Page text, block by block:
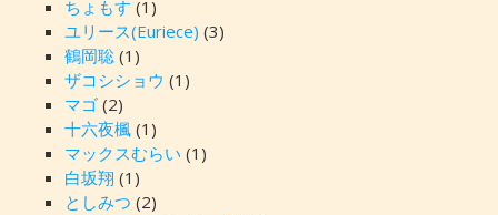
ちょもす (1)
ユリース(Euriece) (3)
鶴岡聡 (1)
ザコシショウ (1)
マゴ(2)
十六夜楓(1)
マックスむらい (1)
白坂翔 (1)
としみつ (2)